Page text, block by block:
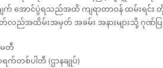
က် အောင်ပွဲရသည်အထိ ကျရာတာဝန် ထမ်းရင်း
တ်လည်အထိမ်းအမှတ် အခမ်း အနားများသို့ ဂုဏ်
မတီ
တစ်ပါတီ (ဌာနချုပ်)